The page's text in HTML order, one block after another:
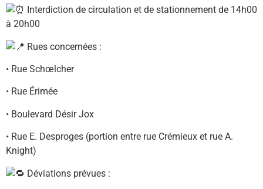
Interdiction de circulation et de stationnement de 14h00
à 20h00
Rues concernées :
• Rue Schœlcher
• Rue Érimée
• Boulevard Désir Jox
• Rue E. Desproges (portion entre rue Crémieux et rue A.
Knight)
Déviations prévues :